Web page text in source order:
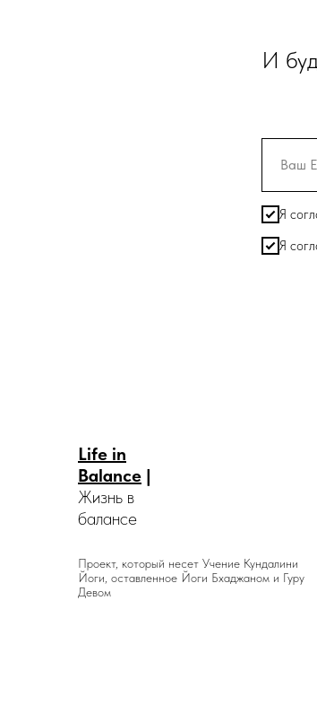
И
Я
Я
Life in
Balance |
Жизнь в
балансе
Проект, который несет Учение Кундалини
Йоги, оставленное Йоги Бхаджаном и Гуру
Девом